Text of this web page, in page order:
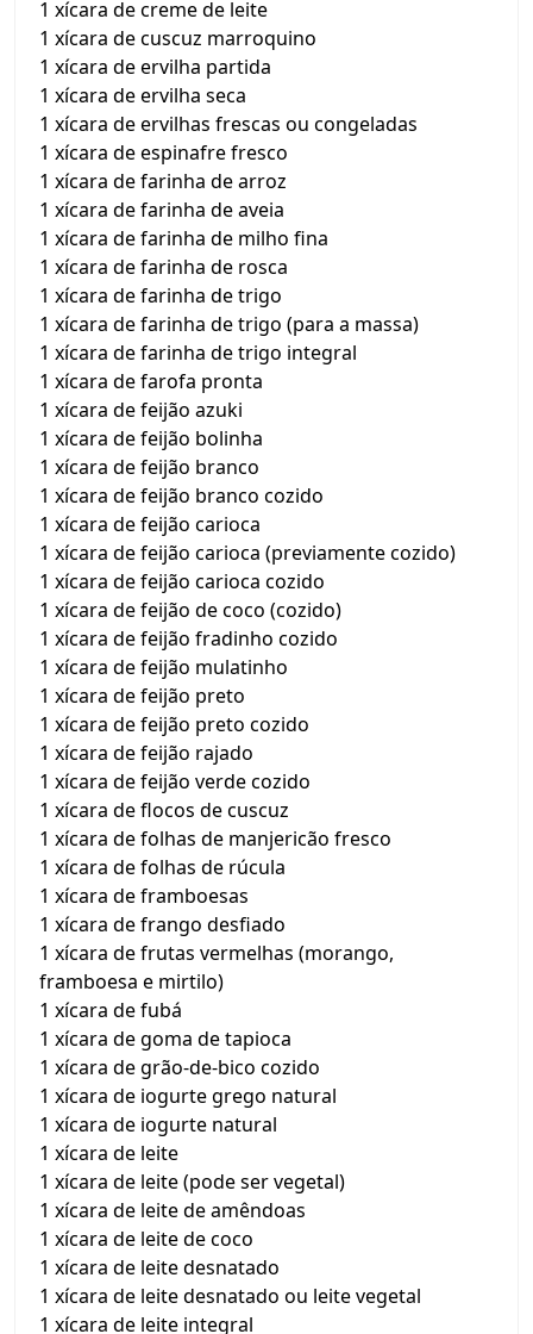
1 xícara de creme de leite
1 xícara de cuscuz marroquino
1 xícara de ervilha partida
1 xícara de ervilha seca
1 xícara de ervilhas frescas ou congeladas
1 xícara de espinafre fresco
1 xícara de farinha de arroz
1 xícara de farinha de aveia
1 xícara de farinha de milho fina
1 xícara de farinha de rosca
1 xícara de farinha de trigo
1 xícara de farinha de trigo (para a massa)
1 xícara de farinha de trigo integral
1 xícara de farofa pronta
1 xícara de feijão azuki
1 xícara de feijão bolinha
1 xícara de feijão branco
1 xícara de feijão branco cozido
1 xícara de feijão carioca
1 xícara de feijão carioca (previamente cozido)
1 xícara de feijão carioca cozido
1 xícara de feijão de coco (cozido)
1 xícara de feijão fradinho cozido
1 xícara de feijão mulatinho
1 xícara de feijão preto
1 xícara de feijão preto cozido
1 xícara de feijão rajado
1 xícara de feijão verde cozido
1 xícara de flocos de cuscuz
1 xícara de folhas de manjericão fresco
1 xícara de folhas de rúcula
1 xícara de framboesas
1 xícara de frango desfiado
1 xícara de frutas vermelhas (morango,
framboesa e mirtilo)
1 xícara de fubá
1 xícara de goma de tapioca
1 xícara de grão-de-bico cozido
1 xícara de iogurte grego natural
1 xícara de iogurte natural
1 xícara de leite
1 xícara de leite (pode ser vegetal)
1 xícara de leite de amêndoas
1 xícara de leite de coco
1 xícara de leite desnatado
1 xícara de leite desnatado ou leite vegetal
1 xícara de leite integral